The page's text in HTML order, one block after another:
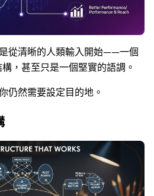
從清晰的人類輸入開始——一個
，甚至只是一個堅實的語調。
仍然需要設定目的地。